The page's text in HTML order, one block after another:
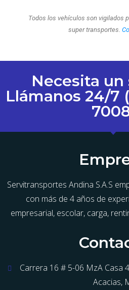
Todos los vehículos son vigilados
super transportes.
Necesita un
Llámanos 24/7
Servitransportes Andina S.A.S
con más de 4 años de
empresarial, escolar, carga,
Carrera 16 # 5-06 MzA Casa
Acacias,